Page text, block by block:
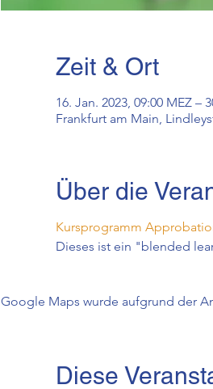
Zeit & Ort
16. Jan. 2023, 09:00 MEZ –
Frankfurt am Main,
Über die
Kursprogramm
Dieses ist ein "blended
Google Maps wurde aufgrund der
Diese